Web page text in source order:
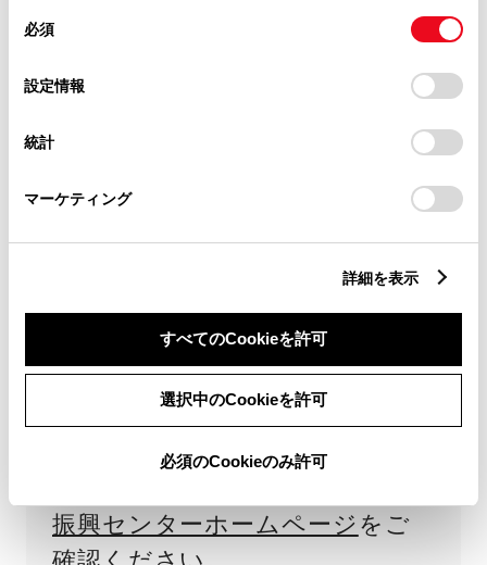
デバイスにすべてのCookie(クッキー)が保存されることに同
意したことになります。Cookie(クッキー)のオプトアウト、
設定の変更、同意を撤回したりするにあたっては、当社の
「Cookie（クッキー）情報の取り扱いについて
」をご覧くだ
必須
設定情報
統計
マーケティング
詳細を表示
すべてのCookieを許可
選択中のCookieを許可
必須のCookieのみ許可
グインハイブリッド車）、FCEV
の全額支払い（割賦、リースは契
約完了）完了後、車両登録後1か
月以内の申請が必要です。
その年の予算がなくなり次第、申
請受付が終了となります。また、
保有義務期間（4年）内に処分し
たなど、要件を満たしていない
と判断された場合は補助金の返納
振興センターホームページ をご